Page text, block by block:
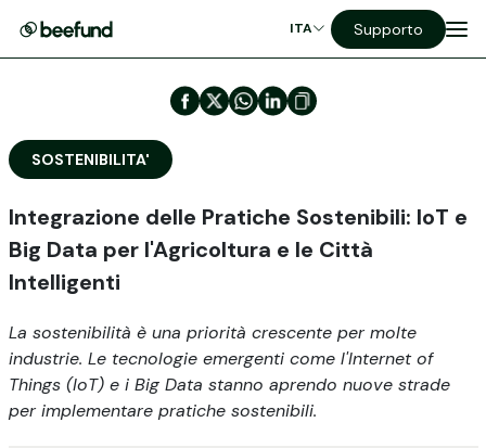
ITA Supporto
SOSTENIBILITA'
Integrazione delle Pratiche Sostenibili: IoT e
Big Data per l'Agricoltura e le Città
Intelligenti
La sostenibilità è una priorità crescente per molte
industrie. Le tecnologie emergenti come l'Internet of
Things (IoT) e i Big Data stanno aprendo nuove strade
per implementare pratiche sostenibili.